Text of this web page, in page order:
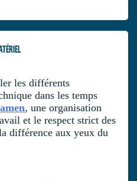
les différents
dans les temps
, une organisation
et le respect strict des
différence aux yeux du